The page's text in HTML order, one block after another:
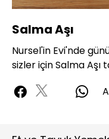
Aç
Salma Aşı
Nursel'in Evi'nde
sizler için Salma Aşı